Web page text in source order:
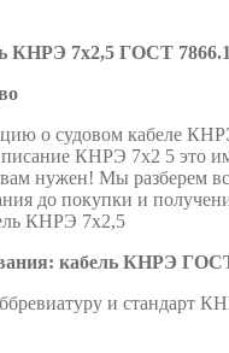
КНРЭ 7х2,5 ГОСТ
о судовом кабеле
КНРЭ 7х2 5 это
нужен! Мы разберем
до покупки и
КНРЭ 7х2,5
кабель КНРЭ
и стандарт